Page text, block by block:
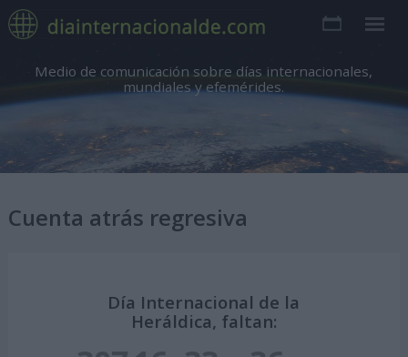
Medio de comunicación sobre días internacionales,
mundiales y efemérides.
Cuenta atrás regresiva
Día Internacional de la
Heráldica, faltan: